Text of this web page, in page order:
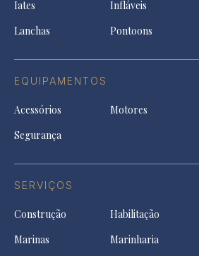
Iates Infláveis
Lanchas
Pontoons
EQUIPAMENTOS
Acessórios Motores
Segurança
SERVIÇOS
Construção Habilitação
Marinas
Marinharia